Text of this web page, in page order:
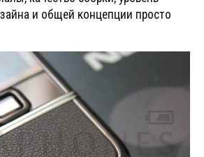
и общей концепции просто